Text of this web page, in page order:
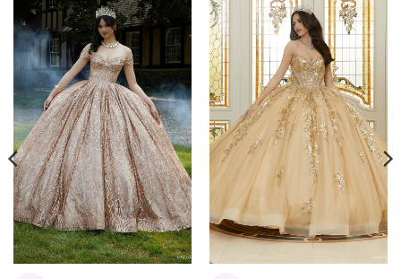
COLOR Rojos